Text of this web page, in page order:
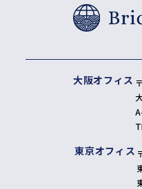
大阪オフィス
東京オフィス